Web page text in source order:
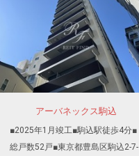
アーバネックス駒込
■2025年1月竣工■駒込駅徒歩4分■
総戸数52戸■東京都豊島区駒込2-7-